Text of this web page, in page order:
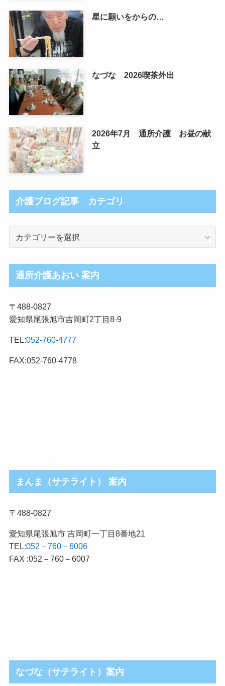
星に願いをからの…
なづな 2026喫茶外出
2026年7月 通所介護 お昼の献
立
介護ブログ記事 カテゴリ
ロ
グ
事
カ
ゴ
リ
通所介護あおい 案内
〒488-0827
愛知県尾張旭市吉岡町2丁目8-9
TEL:052-760-4777
FAX:052-760-4778
まんま（サテライト） 案内
〒488-0827
愛知県尾張旭市 吉岡町一丁目8番地21
TEL:052－760－6006
FAX :052－760－6007
なづな（サテライト）案内